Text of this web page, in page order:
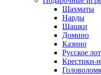
Шахматы
Нарды
Шашки
Домино
Казино
Русское
Крестики-